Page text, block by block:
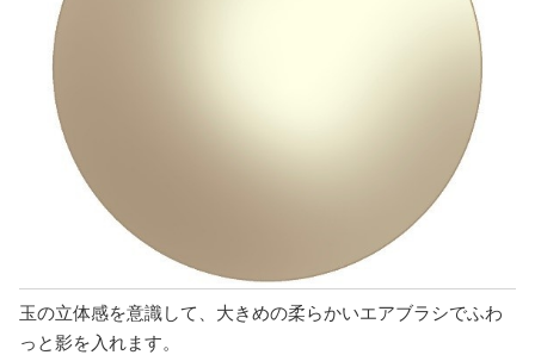
玉の立体感を意識して、大きめの柔らかいエアブラシでふわ
っと影を入れます。